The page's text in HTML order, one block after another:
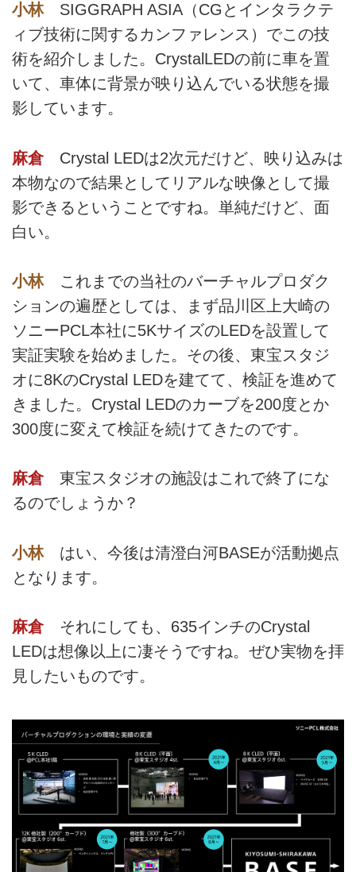
小林SIGGRAPH ASIA（CGとインタラクテ
ィブ技術に関するカンファレンス）でこの技
術を紹介しました。CrystalLEDの前に車を置
いて、車体に背景が映り込んでいる状態を撮
影しています。
麻倉Crystal LEDは2次元だけど、映り込みは
本物なので結果としてリアルな映像として撮
影できるということですね。単純だけど、面
白い。
小林これまでの当社のバーチャルプロダク
ションの遍歴としては、まず品川区上大崎の
ソニーPCL本社に5KサイズのLEDを設置して
実証実験を始めました。その後、東宝スタジ
オに8KのCrystal LEDを建てて、検証を進めて
きました。Crystal LEDのカーブを200度とか
300度に変えて検証を続けてきたのです。
麻倉東宝スタジオの施設はこれで終了にな
るのでしょうか？
小林はい、今後は清澄白河BASEが活動拠点
となります。
麻倉それにしても、635インチのCrystal
LEDは想像以上に凄そうですね。ぜひ実物を拝
見したいものです。